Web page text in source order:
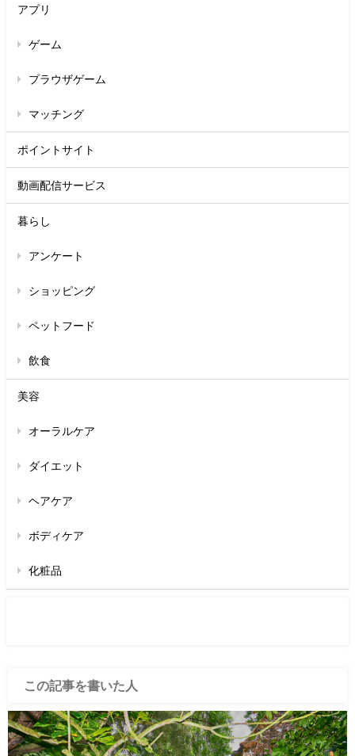
アプリ
ゲーム
プラウザゲーム
マッチング
ポイントサイト
動画配信サービス
暮らし
アンケート
ショッピング
ペットフード
飲食
美容
オーラルケア
ダイエット
ヘアケア
ボディケア
化粧品
この記事を書いた人